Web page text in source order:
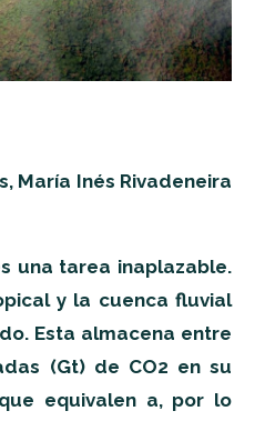
María Inés Rivadeneira
una tarea inaplazable.
y la cuenca fluvial
Esta almacena entre
(Gt) de CO2 en su
equivalen a, por lo